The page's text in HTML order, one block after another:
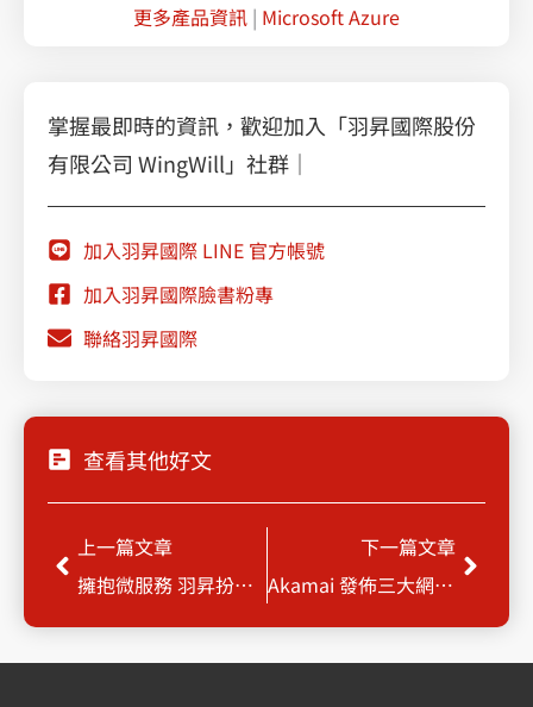
更多產品資訊 | Microsoft Azure
掌握最即時的資訊，歡迎加入「羽昇國際股份
有限公司 WingWill」社群｜
加入羽昇國際 LINE 官方帳號
加入羽昇國際臉書粉專
聯絡羽昇國際
查看其他好文
上一頁
上一篇文章
擁抱微服務 羽昇扮演醫療業強力後盾
下一篇文章
Akamai 發佈三大網路安全威脅報告 揭示現代攻擊環境
下一